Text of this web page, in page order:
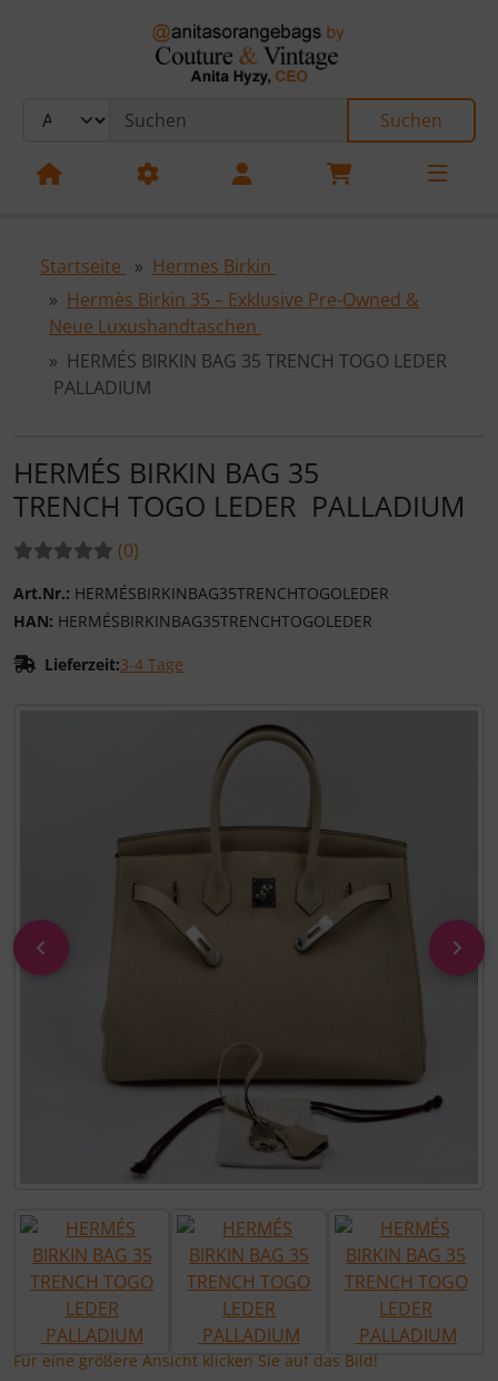
Sprungnavigation
Springe zum Inhalt
Springe zur Navigation
Springe zum Login-Button
Suchen
Startseite
Hermes Birkin
Hermès Birkin 35 – Exklusive Pre-Owned &
Neue Luxushandtaschen
HERMÉS BIRKIN BAG 35 TRENCH TOGO LEDER
PALLADIUM
HERMÉS BIRKIN BAG 35
TRENCH TOGO LEDER PALLADIUM
Bewertungen:
(0Bewertungen
)
Art.Nr.: HERMÉSBIRKINBAG35TRENCHTOGOLEDER
HAN: HERMÉSBIRKINBAG35TRENCHTOGOLEDER
Lieferzeit:3-4 Tage
zurück vor
Für eine größere Ansicht klicken Sie auf das Bild!